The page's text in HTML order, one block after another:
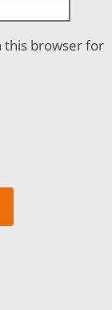
this browser for